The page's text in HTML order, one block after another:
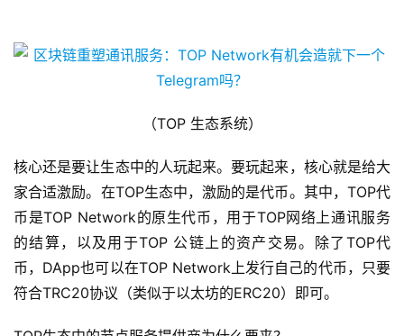
（TOP 生态系统）
核心还是要让生态中的人玩起来。要玩起来，核心就是给大
家合适激励。在TOP生态中，激励的是代币。其中，TOP代
币是TOP Network的原生代币，用于TOP网络上通讯服务
的结算，以及用于TOP 公链上的资产交易。除了TOP代
币，DApp也可以在TOP Network上发行自己的代币，只要
符合TRC20协议（类似于以太坊的ERC20）即可。